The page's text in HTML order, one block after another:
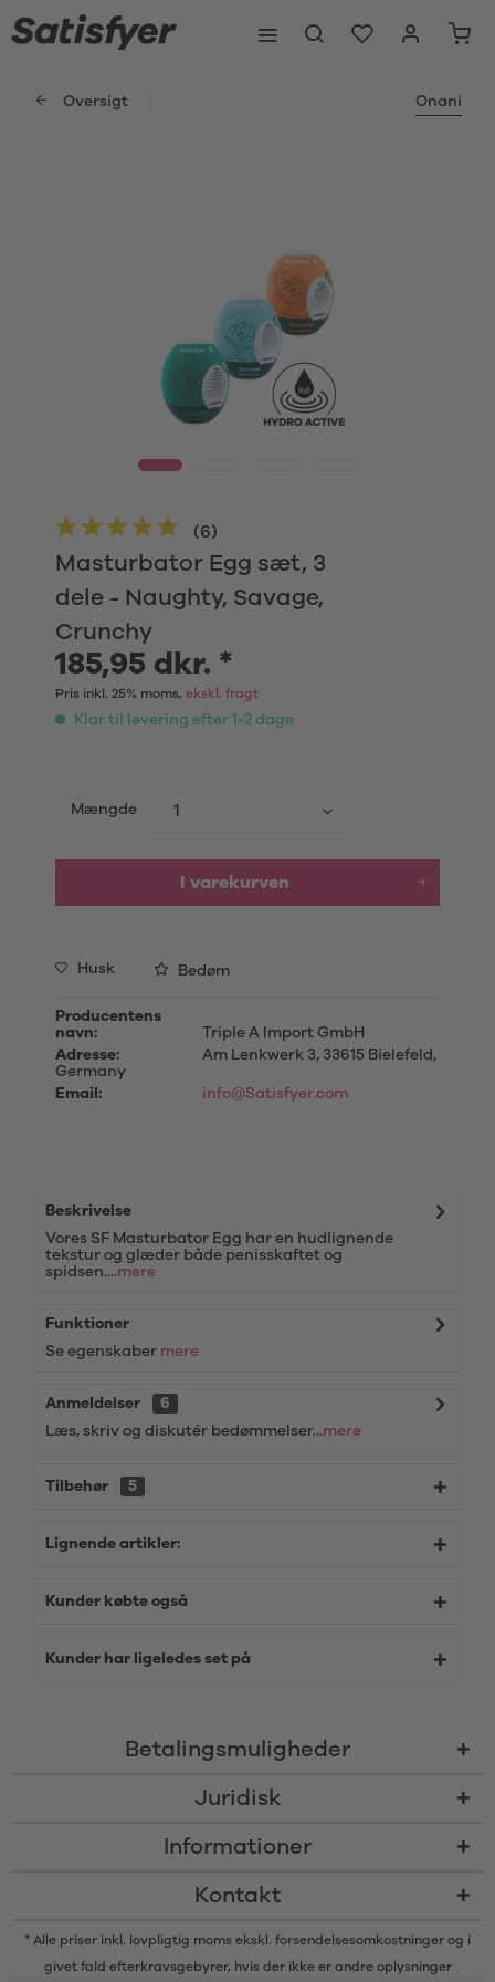
Oversigt Onani
Masturbator Egg sæt, 3
dele - Naughty, Savage,
Crunchy
(6)
185,95 dkr. *
Pris inkl. 25% moms, ekskl. fragt
Klar til levering efter 1-2 dage
Mængde
I varekurven
Husk Bedøm
Producentens
navn:
Triple A Import GmbH
Adresse:
Am Lenkwerk 3, 33615 Bielefeld,
Germany
Email:
info@Satisfyer.com
Beskrivelse
Vores SF Masturbator Egg har en hudlignende
tekstur og glæder både penisskaftet og
spidsen....mere
Funktioner
Se egenskaber mere
Anmeldelser
6
Læs, skriv og diskutér bedømmelser...mere
Tilbehør 5
Lignende artikler:
Kunder købte også
Kunder har ligeledes set på
Betalingsmuligheder
Juridisk
Informationer
Kontakt
* Alle priser inkl. lovpligtig moms ekskl. forsendelsesomkostninger og i
givet fald efterkravsgebyrer, hvis der ikke er andre oplysninger